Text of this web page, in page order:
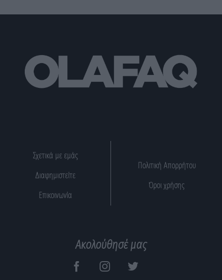
Σχετικά με εμάς
Διαφημιστείτε
Επικοινωνία
Πολιτική Απορρήτου
Όροι χρήσης
Ακολούθησέ μας